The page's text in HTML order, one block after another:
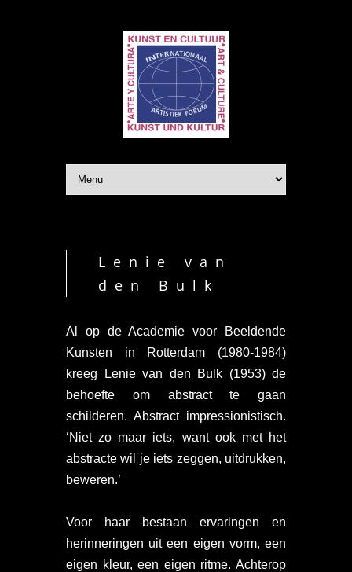
Lenie van
den Bulk
Al op de Academie voor Beeldende
Kunsten in Rotterdam (1980-1984)
kreeg Lenie van den Bulk (1953) de
behoefte om abstract te gaan
schilderen. Abstract impressionistisch.
‘Niet zo maar iets, want ook met het
abstracte wil je iets zeggen, uitdrukken,
beweren.’
Voor haar bestaan ervaringen en
herinneringen uit een eigen vorm, een
eigen kleur, een eigen ritme. Achterop